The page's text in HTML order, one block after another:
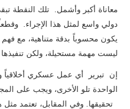
معاناة أكبر وأشمل. تلك النقطة
دولي واسع لمثل هذا الإجراء.
يكون محسوباً بدقة متناهية، مع
ليست مهمة مستحيلة، ولكن
إن تبرير أي عمل عسكري أخلاقياً
الواحدة تلو الأخرى، ويجب على
تحقيقها. وفي المقابل، تعتمد